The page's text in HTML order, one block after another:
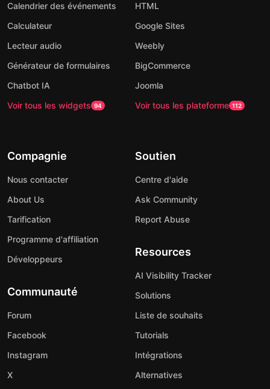
Calendrier des événements
Calculateur
Lecteur audio
Générateur de formulaires
Chatbot IA
Voir tous les widgets 94
HTML
Google Sites
Weebly
BigCommerce
Joomla
Voir tous les plateforme 112
Compagnie
Nous contacter
About Us
Tarification
Programme d'affiliation
Développeurs
Communauté
Forum
Facebook
Instagram
X
Soutien
Centre d'aide
Ask Community
Report Abuse
Resources
AI Visibility Tracker
Solutions
Liste de souhaits
Tutorials
Intégrations
Alternatives